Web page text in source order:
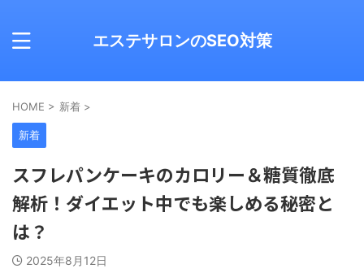
エステサロンのSEO対策
HOME > 新着 >
新着
スフレパンケーキのカロリー＆糖質徹底
解析！ダイエット中でも楽しめる秘密と
は？
2025年8月12日